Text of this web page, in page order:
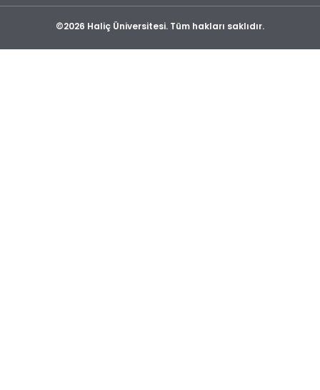
©2026 Haliç Üniversitesi. Tüm hakları saklıdır.